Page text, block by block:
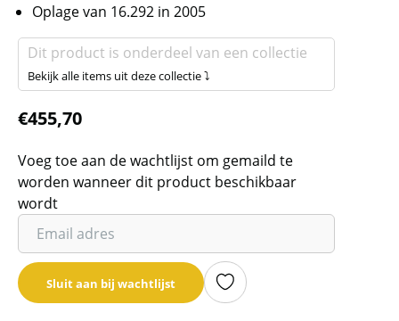
Oplage van 16.292 in 2005
Dit product is onderdeel van een collectie
Bekijk alle items uit deze collectie ⤵
€455,70
Voeg toe aan de wachtlijst om gemaild te
worden wanneer dit product beschikbaar
wordt
Vul
je
email
adresSluit aan bij wachtlijst